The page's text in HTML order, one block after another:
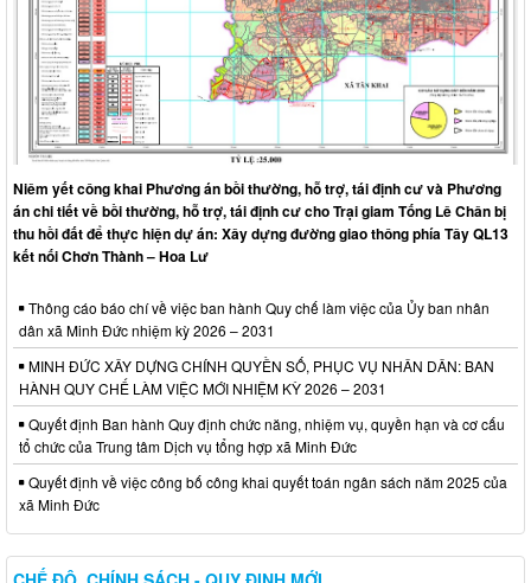
Niêm yết công khai Phương án bồi thường, hỗ trợ, tái định cư và Phương
án chi tiết về bồi thường, hỗ trợ, tái định cư cho Trại giam Tống Lê Chân bị
thu hồi đất để thực hiện dự án: Xây dựng đường giao thông phía Tây QL13
kết nối Chơn Thành – Hoa Lư
Thông cáo báo chí về việc ban hành Quy chế làm việc của Ủy ban nhân
dân xã Minh Đức nhiệm kỳ 2026 – 2031
MINH ĐỨC XÂY DỰNG CHÍNH QUYỀN SỐ, PHỤC VỤ NHÂN DÂN: BAN
HÀNH QUY CHẾ LÀM VIỆC MỚI NHIỆM KỲ 2026 – 2031
Quyết định Ban hành Quy định chức năng, nhiệm vụ, quyền hạn và cơ cấu
tổ chức của Trung tâm Dịch vụ tổng hợp xã Minh Đức
Quyết định về việc công bố công khai quyết toán ngân sách năm 2025 của
xã Minh Đức